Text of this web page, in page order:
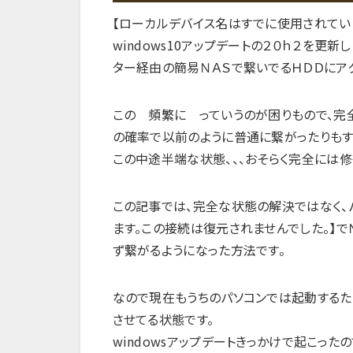
【ローカルデバイス名はすでに使用されて
windows10アップデートの２０ｈ２を更新し
ター経由の簡易ＮＡＳで繋いでるＨＤＤに
この 頻繁に っていうのが困りもので、完
の確率で以前のように普通に繋がったりもす
この中途半端な状態、、、おそらく完全に
この記事では、完全な状態の解決ではなく
ます。この接続は復元されませんでした。】
ず繋がるようになった方法です。
なので現在もうちのパソコンでは起動する
させてる状態です。
windowsアップデートきっかけで起こった